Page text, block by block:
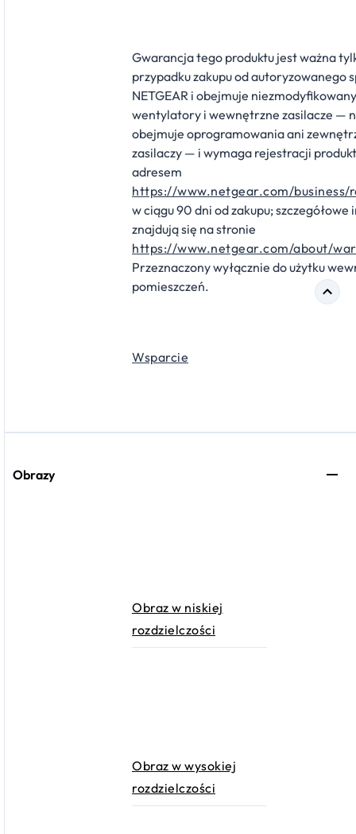
Gwarancja tego produktu jest ważna
przypadku zakupu od autoryzowanego
NETGEAR i obejmuje
wentylatory i wewnętrzne zasilacze —
obejmuje oprogramowania ani
zasilaczy — i wymaga rejestracji
adresem
https://www.netgear.com/business/
w ciągu 90 dni od zakupu;
znajdują się na stronie
https://www.netgear.com/about/
Przeznaczony wyłącznie do użytku
pomieszczeń.
Wsparcie
Obrazy
Obraz w niskiej
rozdzielczości
Obraz w wysokiej
rozdzielczości